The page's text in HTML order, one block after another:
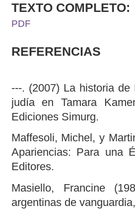
TEXTO COMPLETO:
PDF
REFERENCIAS
---. (2007) La historia de
judía en Tamara
Ediciones Simurg.
Maffesoli, Michel, y
Apariencias: Para una
Editores.
Masiello, Francine
argentinas de